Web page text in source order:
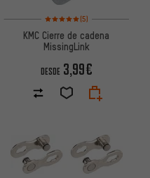
en 6 reseñas
Valoración media: 5 de 5
(5)
KMC Cierre de cadena
MissingLink
DESDE 3,99€